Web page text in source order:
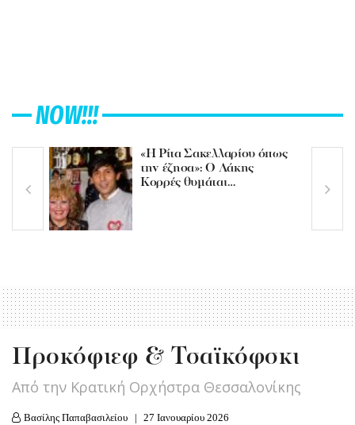
NOW!!!
«Η Ρίτα Σακελλαρίου όπως
την έζησα»: Ο Λάκης
Κορρές θυμάται…
Προκόφιεφ & Τσαϊκόφσκι
Από την Κρατική Ορχήστρα Θεσσαλονίκης
Βασίλης Παπαβασιλείου 27 Ιανουαρίου 2026